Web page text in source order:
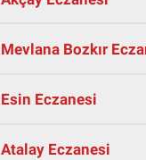
Mevlana Bozkır
Esin Eczanesi
Atalay Eczanesi